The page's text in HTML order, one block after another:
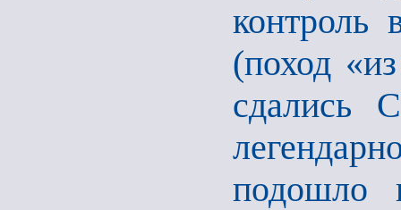
контроль
(поход
сдались